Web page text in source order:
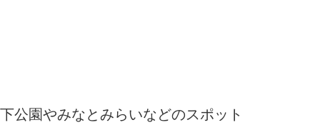
公園やみなとみらいなどのスポット